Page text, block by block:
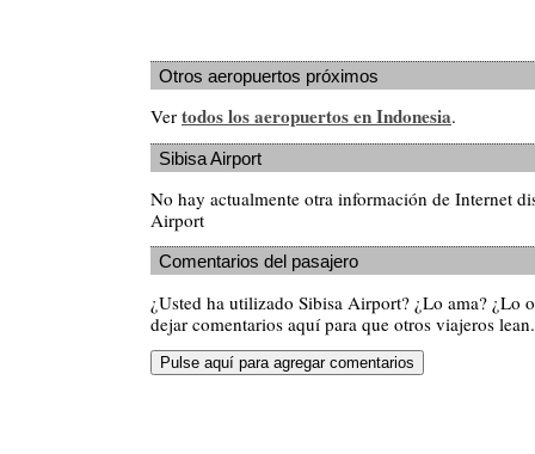
Otros aeropuertos próximos
Ver todos los aeropuertos en Indonesia.
Sibisa Airport
No hay actualmente otra información de Internet
Airport
Comentarios del pasajero
¿Usted ha utilizado Sibisa Airport? ¿Lo ama? ¿Lo
dejar comentarios aquí para que otros viajeros lean.